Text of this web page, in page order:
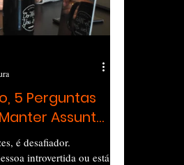
5 Perguntas
Assunto
é desafiador.
introvertida ou está